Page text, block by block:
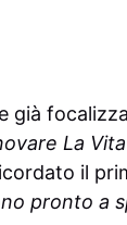
già
La
il
pronto a